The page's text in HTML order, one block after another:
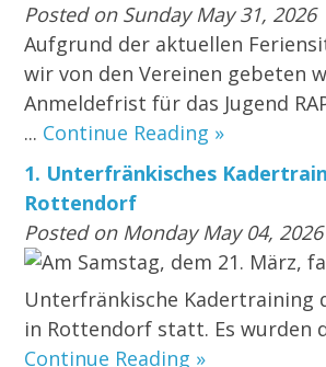
Posted on Sunday May 31, 2026
Aufgrund der aktuellen
wir von den Vereinen gebeten
Anmeldefrist für das Jugend
... Continue Reading »
1. Unterfränkisches
Rottendorf
Posted on Monday May 04, 2026
Am Samstag, dem 21. März,
Unterfränkische Kadertraining
in Rottendorf statt. Es wurden
Continue Reading »